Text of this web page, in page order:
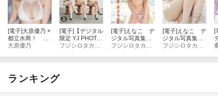
[電子]大原優乃 ×
都立水商！
「day & night」
大原優乃
[電子] 【デジタル
限定 YJ PHOTO
BOOK】えな
ここから」
[電子]えなこ デ
ジタル写真集
女神の休日
[電子]えなこ デ
ジタル写真集
ピンクシュガー
[
ランキング